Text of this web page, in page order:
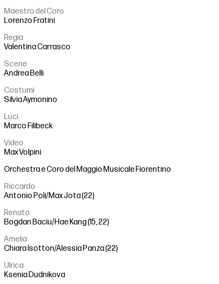
Maestro del Coro
Lorenzo Fratini
Regia
Valentina Carrasco
Scene
Andrea Belli
Costumi
Silvia Aymonino
Luci
Marco Filibeck
Video
Max Volpini
Orchestra e Coro del Maggio Musicale Fiorentino
Riccardo
Antonio Poli/Max Jota (22)
Renato
Bogdan Baciu/Hae Kang (15, 22)
Amelia
Chiara Isotton/Alessia Panza (22)
Ulrica
Ksenia Dudnikova